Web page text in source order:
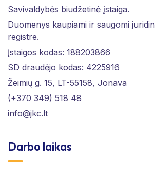
Savivaldybės biudžetinė įstaiga.
Duomenys kaupiami ir saugomi
registre.
Įstaigos kodas: 188203866
SD draudėjo kodas: 4225916
Žeimių g. 15, LT-55158, Jonava
(+370 349) 518 48
info@jkc.lt
Darbo laikas